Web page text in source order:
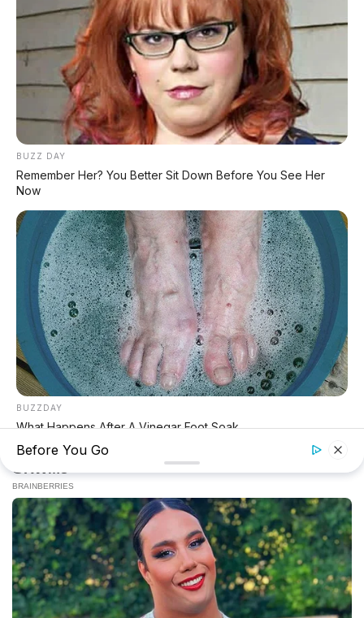
Anugerah Perdana Motor Bali
Ikuti kami untuk update stok unit dan berita otomotif harian.
Ikuti Halaman
KATEGORIOTOMOTIF
Review Mobil
Spesifikasi Motor
Tips & Perawatan
Event Otomotif
Daftar Harga OTR
🔥 UNIT LELANG RESMI
RP 1,5 JT
✅ SURAT RESMI (BPKB + STNK)
✅ Kondisi Unit Terawat
✅ Berbagai Merek & Tahun
*STOK TERBATAS - SIAPA CEPAT DIA DAPAT
✕
BUZZ DAY
Remember Her? You Better Sit Down Before You See Her
Now
BUZZDAY
What Happens After A Vinegar Foot Soak
Before You Go